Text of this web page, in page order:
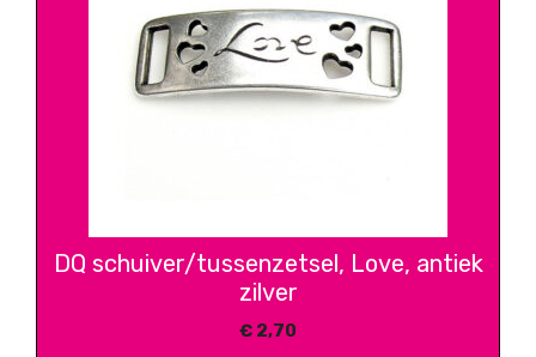
DQ schuiver/tussenzetsel, Love, antiek
zilver
€ 2,70